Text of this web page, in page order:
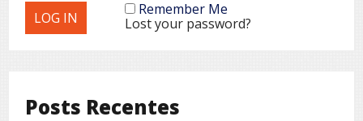
Remember Me
Lost your password?
Posts Recentes